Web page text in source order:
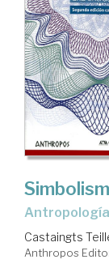
Castaingts
Anthropos